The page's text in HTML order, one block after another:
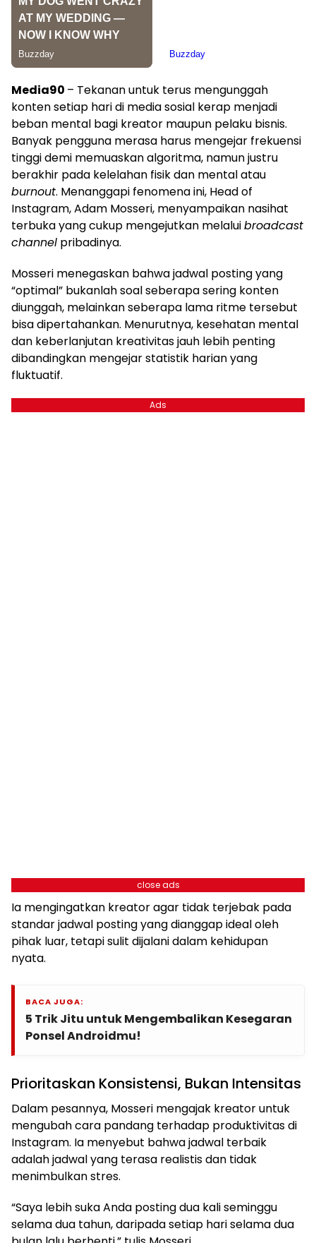
Media90 – Tekanan untuk terus mengunggah
konten setiap hari di media sosial kerap menjadi
beban mental bagi kreator maupun pelaku bisnis.
Banyak pengguna merasa harus mengejar frekuensi
tinggi demi memuaskan algoritma, namun justru
berakhir pada kelelahan fisik dan mental atau
burnout. Menanggapi fenomena ini, Head of
Instagram, Adam Mosseri, menyampaikan nasihat
terbuka yang cukup mengejutkan melaluibroadcast
channel pribadinya.
Mosseri menegaskan bahwa jadwal posting yang
“optimal” bukanlah soal seberapa sering konten
diunggah, melainkan seberapa lama ritme tersebut
bisa dipertahankan. Menurutnya, kesehatan mental
dan keberlanjutan kreativitas jauh lebih penting
dibandingkan mengejar statistik harian yang
fluktuatif.
Ads
close ads
Ia mengingatkan kreator agar tidak terjebak pada
standar jadwal posting yang dianggap ideal oleh
pihak luar, tetapi sulit dijalani dalam kehidupan
nyata.
BACA JUGA:
5 Trik Jitu untuk Mengembalikan Kesegaran
Ponsel Androidmu!
Prioritaskan Konsistensi, Bukan Intensitas
Dalam pesannya, Mosseri mengajak kreator untuk
mengubah cara pandang terhadap produktivitas di
Instagram. Ia menyebut bahwa jadwal terbaik
adalah jadwal yang terasa realistis dan tidak
menimbulkan stres.
“Saya lebih suka Anda posting dua kali seminggu
selama dua tahun, daripada setiap hari selama dua